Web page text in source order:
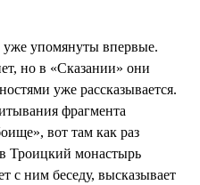
упомянуты впервые.
но в «Сказании» они
уже рассказывается.
фрагмента
вот там как раз
Троицкий монастырь
с ним беседу, высказывает